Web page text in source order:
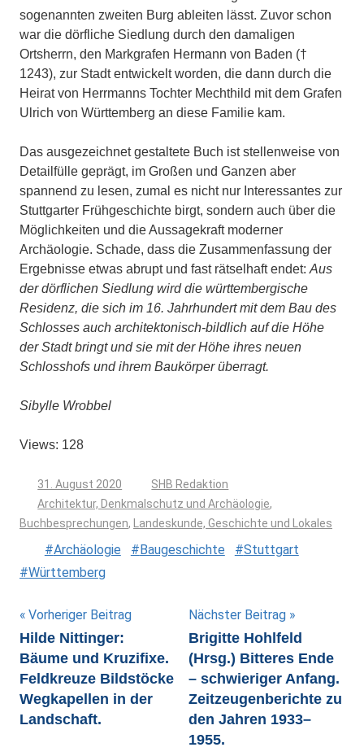
sogenannten zweiten Burg ableiten lässt. Zuvor schon
war die dörfliche Siedlung durch den damaligen
Ortsherrn, den Markgrafen Hermann von Baden (†
1243), zur Stadt entwickelt worden, die dann durch die
Heirat von Herrmanns Tochter Mechthild mit dem Grafen
Ulrich von Württemberg an diese Familie kam.
Das ausgezeichnet gestaltete Buch ist stellenweise von
Detailfülle geprägt, im Großen und Ganzen aber
spannend zu lesen, zumal es nicht nur Interessantes zur
Stuttgarter Frühgeschichte birgt, sondern auch über die
Möglichkeiten und die Aussagekraft moderner
Archäologie. Schade, dass die Zusammenfassung der
Ergebnisse etwas abrupt und fast rätselhaft endet: Aus
der dörflichen Siedlung wird die württembergische
Residenz, die sich im 16. Jahrhundert mit dem Bau des
Schlosses auch architektonisch-bildlich auf die Höhe
der Stadt bringt und sie mit der Höhe ihres neuen
Schlosshofs und ihrem Baukörper überragt.
Sibylle Wrobbel
Views: 128
31. August 2020
SHB Redaktion
Architektur, Denkmalschutz und Archäologie,
Buchbesprechungen, Landeskunde, Geschichte und Lokales
Archäologie Baugeschichte
Stuttgart
Württemberg
Beitragsnavigation
Vorheriger Beitrag
Hilde Nittinger:
Bäume und Kruzifixe.
Feldkreuze Bildstöcke
Wegkapellen in der
Landschaft.
Nächster Beitrag
Brigitte Hohlfeld
(Hrsg.) Bitteres Ende
– schwieriger Anfang.
Zeitzeugenberichte zu
den Jahren 1933–
1955.